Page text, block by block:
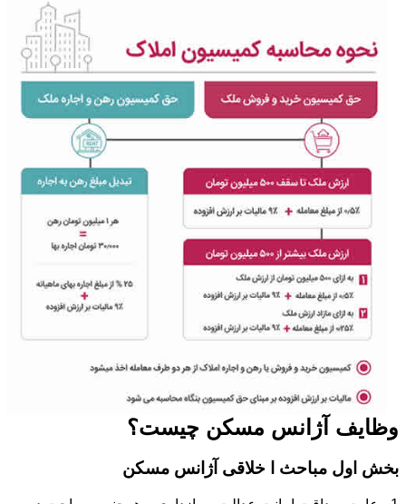
وظایف آژانس مسکن چیست؟
بخش اول مباحث ا خلاقی آژانس مسکن